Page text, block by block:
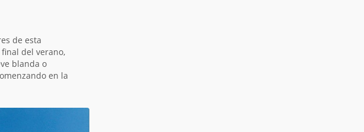
de esta
del verano,
blanda o
en la